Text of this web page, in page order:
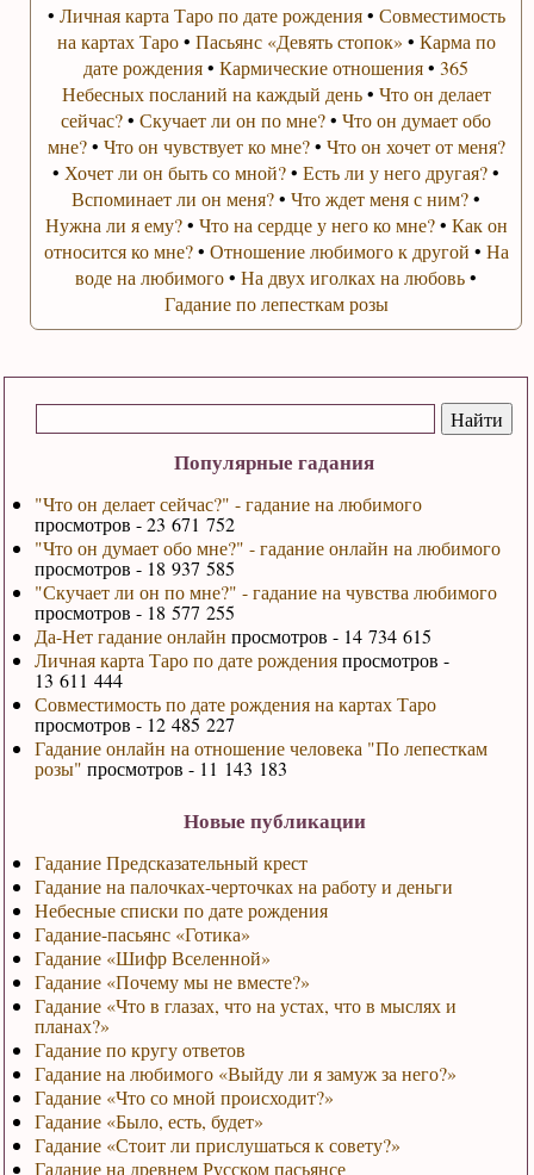
Популярные гадания
"Что он делает сейчас?" - гадание на любимого
просмотров - 23 671 752
"Что он думает обо мне?" - гадание онлайн на любимого
просмотров - 18 937 585
"Скучает ли он по мне?" - гадание на чувства любимого
просмотров - 18 577 255
Да-Нет гадание онлайн просмотров - 14 734 615
Личная карта Таро по дате рожденияпросмотров -
13 611 444
Совместимость по дате рождения на картах Таро
просмотров - 12 485 227
Гадание онлайн на отношение человека "По лепесткам
розы" просмотров - 11 143 183
Новые публикации
Гадание Предсказательный крест
Гадание на палочках-черточках на работу и деньги
Небесные списки по дате рождения
Гадание-пасьянс «Готика»
Гадание «Шифр Вселенной»
Гадание «Почему мы не вместе?»
Гадание «Что в глазах, что на устах, что в мыслях и
планах?»
Гадание по кругу ответов
Гадание на любимого «Выйду ли я замуж за него?»
Гадание «Что со мной происходит?»
Гадание «Было, есть, будет»
Гадание «Стоит ли прислушаться к совету?»
Гадание на древнем Русском пасьянсе
• Личная карта Таро по дате рождения• Совместимость
на картах Таро• Пасьянс «Девять стопок» • Карма по
дате рождения•Кармические отношения•365
Небесных посланий на каждый день• Что он делает
сейчас?•Скучает ли он по мне?•Что он думает обо
мне?• Что он чувствует ко мне?• Что он хочет от меня?
• Хочет ли он быть со мной?•Есть ли у него другая?•
Вспоминает ли он меня?•Что ждет меня с ним?•
Нужна ли я ему?• Что на сердце у него ко мне?• Как он
относится ко мне?• Отношение любимого к другой • На
воде на любимого•На двух иголках на любовь•
Гадание по лепесткам розы